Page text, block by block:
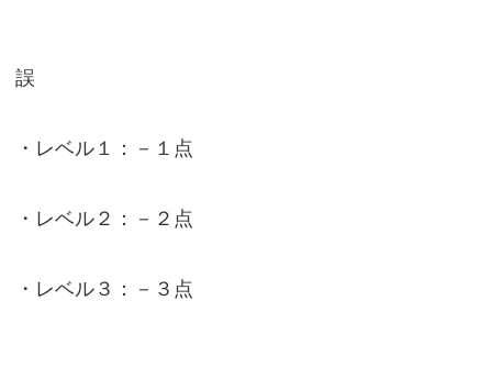
誤
・レベル１：－１点
・レベル２：－２点
・レベル３：－３点